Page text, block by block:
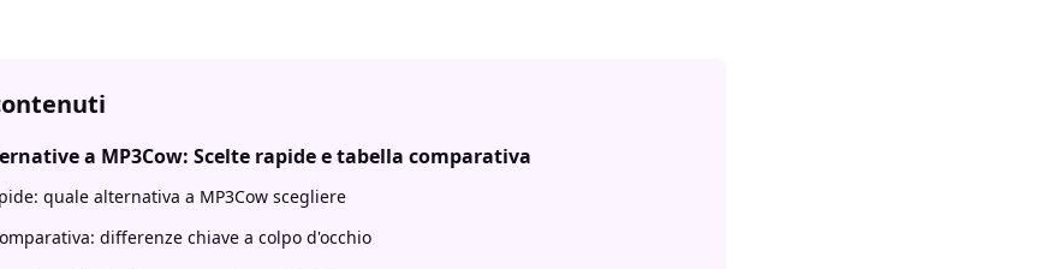
a MP3Cow: Scelte rapide e tabella comparativa
quale alternativa a MP3Cow scegliere
differenze chiave a colpo d'occhio